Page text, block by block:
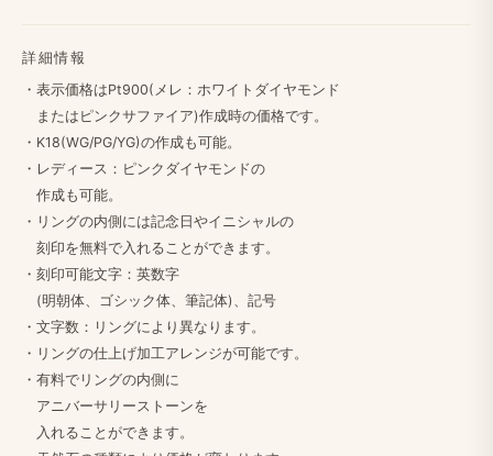
詳細情報
・​表示価格は​Pt900(メレ：ホワイトダイヤモンド
または​ピンクサファイア)作成時の​価格です。
・K18(WG/PG/YG)の​作成も​可能。
・レディース：ピンクダイヤモンドの
作成も​可能。
・リングの​内側には​記念日や​イニシャルの
刻印を​無料で​入れる​ことができます。
・​刻印可能文字：英数字
(明朝体、​ゴシック体、​筆記体)、​記号
・文字数：リングに​より​異なります。
・リングの​仕上げ加工アレンジが​可能です。
・​有料で​リングの​内側に
アニバーサリーストーンを
入れる​ことができます。